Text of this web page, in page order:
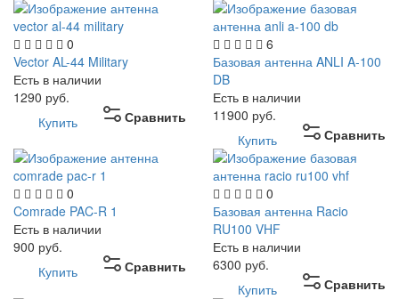
0
Vector AL-44 Military
Есть в наличии
1290 руб.
Сравнить
Купить
6
Базовая антенна ANLI A-100
DB
Есть в наличии
11900 руб.
Сравнить
Купить
0
Comrade PAC-R 1
Есть в наличии
900 руб.
Сравнить
Купить
0
Базовая антенна Racio
RU100 VHF
Есть в наличии
6300 руб.
Сравнить
Купить